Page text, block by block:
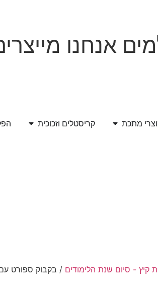
אנחנו
מתכת קריסטלים וזכוכית
קיץ - סיום שנת הלימודים / בקבוק ספורט עם קש